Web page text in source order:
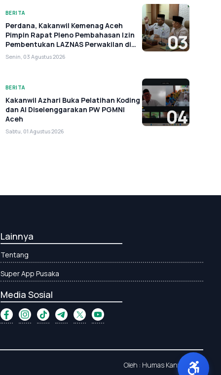
BERITA
Perdana, Kakanwil Kemenag Aceh
Pimpin Rapat Pleno Pembahasan Izin
Pembentukan LAZNAS Perwakilan di
Aceh
Senin, 03 Agustus 2026
03
BERITA
Kakanwil Azhari Buka Pelatihan Koding
dan AI Diselenggarakan PW PGMNI
Aceh
Sabtu, 01 Agustus 2026
04
Lainnya
Tentang
Super App Pusaka
Media Sosial
Oleh : Humas Kanwil Aceh